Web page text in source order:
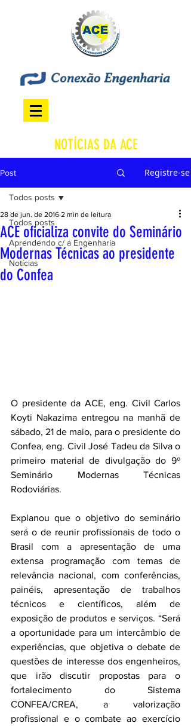
NOTÍCIAS DA ACE
Post Registre-se
Todos posts
Aprendendo c/ a Engenharia
Notícias
Todos posts
ACE oficializa convite do Seminário
Modernas Técnicas ao presidente
do Confea
28 de jun. de 2016 2 min de leitura
O presidente da ACE, eng. Civil Carlos
Koyti Nakazima entregou na manhã de
sábado, 21 de maio, para o presidente do
Confea, eng. Civil José Tadeu da Silva o
primeiro material de divulgação do 9º
Seminário Modernas Técnicas
Rodoviárias.
Explanou que o objetivo do seminário
será o de reunir profissionais de todo o
Brasil com a apresentação de uma
extensa programação com temas de
relevância nacional, com conferências,
painéis, apresentação de trabalhos
técnicos e científicos, além de
exposição de produtos e serviços. “Será
a oportunidade para um intercâmbio de
experiências, que objetiva o debate de
questões de interesse dos engenheiros,
que irão discutir propostas para o
fortalecimento do Sistema
CONFEA/CREA, a valorização
profissional e o combate ao exercício